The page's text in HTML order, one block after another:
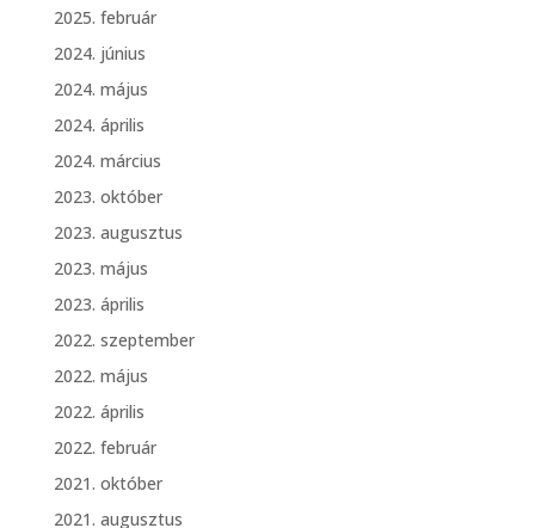
2025. február
2024. június
2024. május
2024. április
2024. március
2023. október
2023. augusztus
2023. május
2023. április
2022. szeptember
2022. május
2022. április
2022. február
2021. október
2021. augusztus